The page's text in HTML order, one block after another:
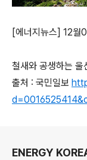
[에너지뉴스] 12월
철새와 공생하는 울
출처 : 국민일보
ENERGY